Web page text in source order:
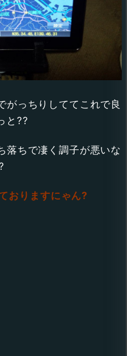
がっちりしててこれで良
と??
落ちで凄く調子が悪いな
おりますにゃん?